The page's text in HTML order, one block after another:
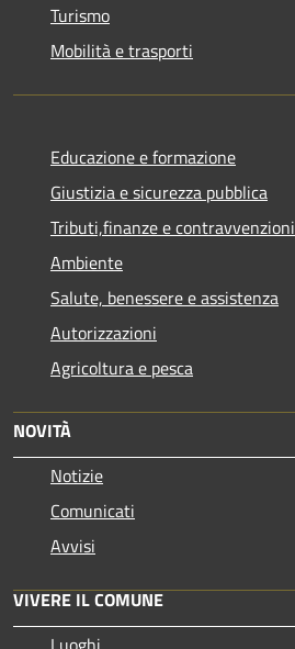
Turismo
Mobilità e trasporti
Educazione e formazione
Giustizia e sicurezza pubblica
Tributi,finanze e contravvenzioni
Ambiente
Salute, benessere e assistenza
Autorizzazioni
Agricoltura e pesca
NOVITÀ
Notizie
Comunicati
Avvisi
VIVERE IL COMUNE